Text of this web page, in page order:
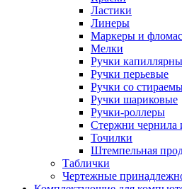
Ластики
Линеры
Маркеры и
Мелки
Ручки
Ручки перьевые
Ручки со
Ручки шариковые
Ручки-роллеры
Стержни чернила
Точилки
Штемпельная
Таблички
Чертежные